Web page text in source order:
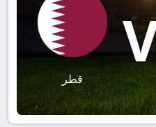
قطر